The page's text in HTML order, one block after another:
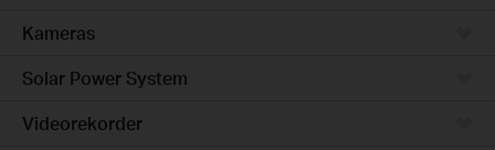
Kameras
Solar Power System
Videorekorder